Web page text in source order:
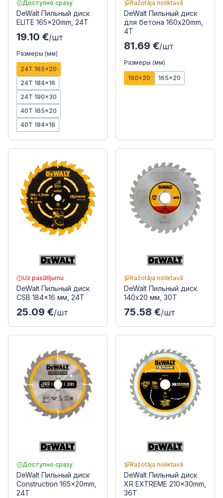
Доступно сразу
DeWalt Пильный диск
ELITE 165x20mm, 24T
19.10 €/шт
Размеры (мм)
24T 165x20
24T 184x16
24T 190x30
40T 165x20
40T 184x16
Ražotāja noliktavā
DeWalt Пильный диск
для бетона 160x20mm,
4T
81.69 €/шт
Размеры (мм)
160x20 165x20
Uz pasūtījumu
DeWalt Пильный диск
CSB 184x16 мм, 24T
25.09 €/шт
Ražotāja noliktavā
DeWalt Пильный диск
140x20 мм, 30T
75.58 €/шт
Доступно сразу
DeWalt Пильный диск
Construction 165x20mm,
24T
Ražotāja noliktavā
DeWalt Пильный диск
XR EXTREME 210x30mm,
36T